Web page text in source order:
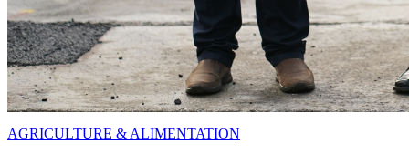
AGRICULTURE & ALIMENTATION